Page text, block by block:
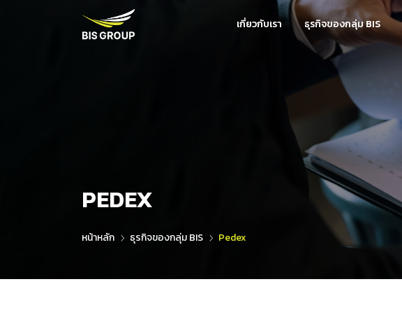
เกี่ยวกับเรา ธุรกิจของกลุ่ม BIS
PEDEX
หน้าหลัก ธุรกิจของกลุ่ม BIS Pedex